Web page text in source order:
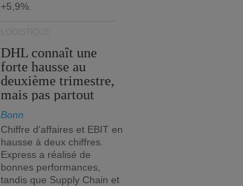
+5,9%.
DHL connaît une
forte hausse au
deuxième trimestre,
mais pas partout
Bonn
Chiffre d'affaires et EBIT en
hausse à deux chiffres.
Express a réalisé de
bonnes performances,
tandis que Supply Chain et